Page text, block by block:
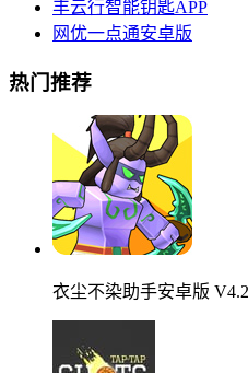
丰云行智能钥匙APP
网优一点通安卓版
热门推荐
衣尘不染助手安卓版